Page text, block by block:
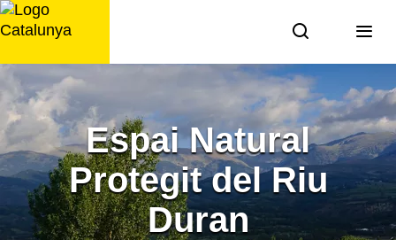
Saltar
al
Espai Natural
Protegit del Riu
Duran